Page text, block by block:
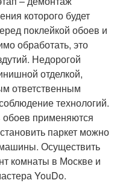
которого будет
поклейкой обоев и
обработать, это
Недорогой
отделкой,
ответственным
технологий.
применяются
паркет можно
Осуществить
комнаты в Москве и
YouDo.